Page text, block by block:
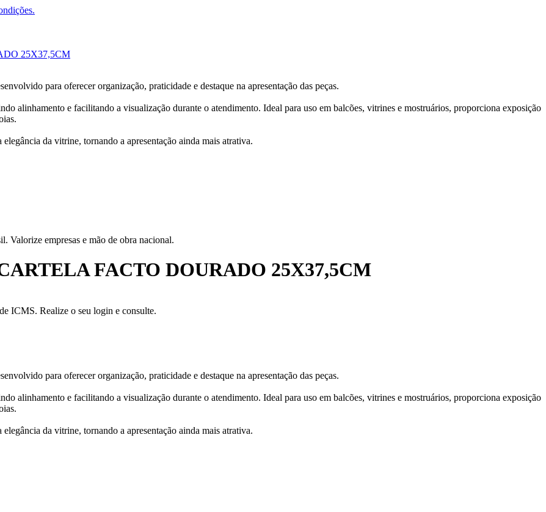
25X37,5CM
para oferecer organização, praticidade e destaque na apresentação das peças.
alinhamento e facilitando a visualização durante o atendimento. Ideal para uso em balcões, vitrines e mostruários, proporciona exposição
da vitrine, tornando a apresentação ainda mais atrativa.
Valorize empresas e mão de obra nacional.
FACTO DOURADO 25X37,5CM
ICMS. Realize o seu login e consulte.
para oferecer organização, praticidade e destaque na apresentação das peças.
alinhamento e facilitando a visualização durante o atendimento. Ideal para uso em balcões, vitrines e mostruários, proporciona exposição
da vitrine, tornando a apresentação ainda mais atrativa.